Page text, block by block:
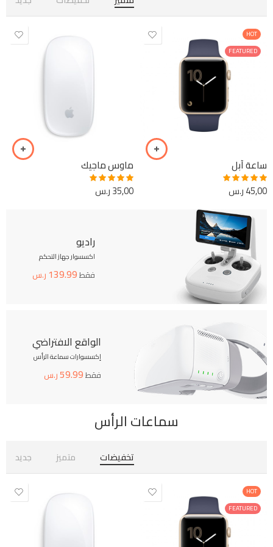
HOT
FEATURED
ساعة آبل
Rated5.00
out of 5
45,00ر.س
ماوس ماجيك
Rated5.00
out of 5
35,00ر.س
راديو
اكسسوار جهاز التحكم
فقط139.99 ر.س
الواقع الافتراضي
إكسسوارات سماعة الرأس
فقط59.99ر.س
سماعات الرأس
تخفيضات متميز جديد
HOT
FEATURED